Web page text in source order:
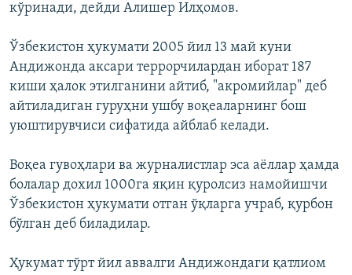
кўринади, дейди Алишер Илҳомов.
Ўзбекистон ҳукумати 2005 йил 13 май куни
Андижонда аксари террорчилардан иборат 187
киши ҳалок этилганини айтиб, "акромийлар" деб
айтиладиган гуруҳни ушбу воқеаларнинг бош
уюштирувчиси сифатида айблаб келади.
Воқеа гувоҳлари ва журналистлар эса аёллар ҳамда
болалар дохил 1000га яқин қуролсиз намойишчи
Ўзбекистон ҳукумати отган ўқларга учраб, қурбон
бўлган деб биладилар.
Ҳукумат тўрт йил аввалги Андижондаги қатлиом